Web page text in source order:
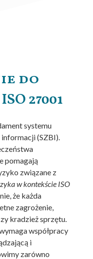
do
27001
systemu
(SZBI).
pomagają
związane z
w kontekście ISO
że każda
zagrożenie,
kradzież sprzętu.
współpracy
i
zarówno